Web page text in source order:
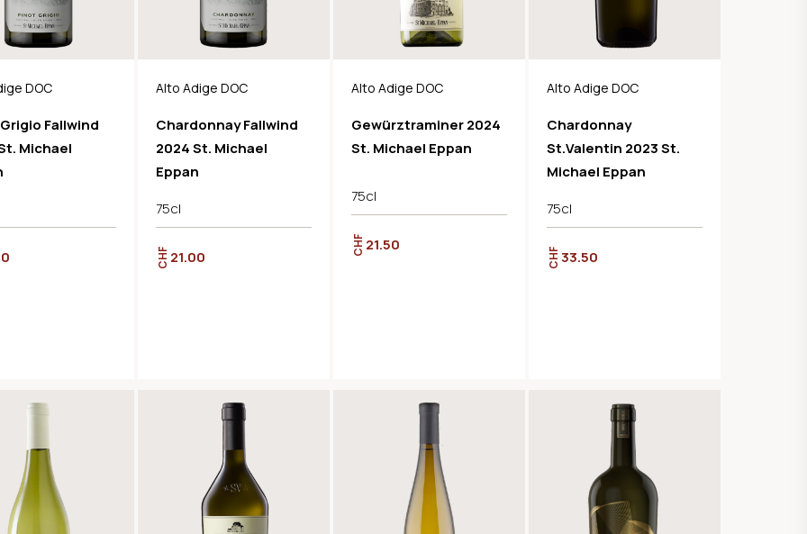
DOC
Fallwind
Michael
Alto Adige DOC
Chardonnay Fallwind
2024 St. Michael
Eppan
75cl
CHF 21.00
Alto Adige DOC
Gewürztraminer 2024
St. Michael Eppan
75cl
CHF 21.50
Alto Adige DOC
Chardonnay
St.Valentin 2023 St.
Michael Eppan
75cl
CHF33.50